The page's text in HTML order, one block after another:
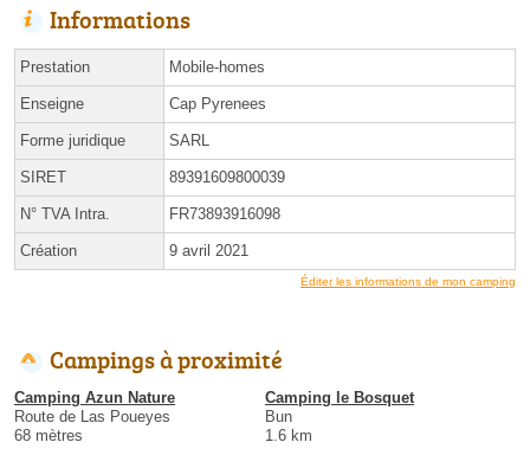
Informations
Prestation Mobile-homes
Enseigne Cap Pyrenees
Forme juridique SARL
SIRET 89391609800039
N° TVA Intra. FR73893916098
Création 9 avril 2021
Éditer les informations de mon camping
Campings à proximité
Camping Azun Nature
Route de Las Poueyes
68 mètres
Camping le Bosquet
Bun
1.6 km